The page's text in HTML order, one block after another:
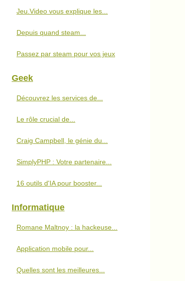
Jeu.Video vous explique les...
Depuis quand steam...
Passez par steam pour vos jeux
Geek
Découvrez les services de...
Le rôle crucial de...
Craig Campbell, le génie du...
SimplyPHP : Votre partenaire...
16 outils d'IA pour booster...
Informatique
Romane Maltnoy : la hackeuse...
Application mobile pour...
Quelles sont les meilleures...